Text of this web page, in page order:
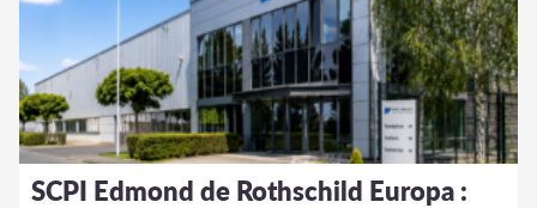
SCPI Edmond de Rothschild Europa :